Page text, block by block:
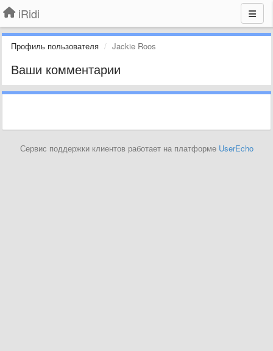
iRidi
Профиль пользователя Jackie Roos
Ваши комментарии
Сервис поддержки клиентов работает на платформе UserEcho